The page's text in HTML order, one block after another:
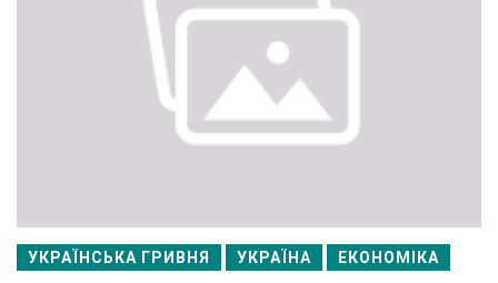
УКРАЇНСЬКА ГРИВНЯ УКРАЇНА ЕКОНОМІКА